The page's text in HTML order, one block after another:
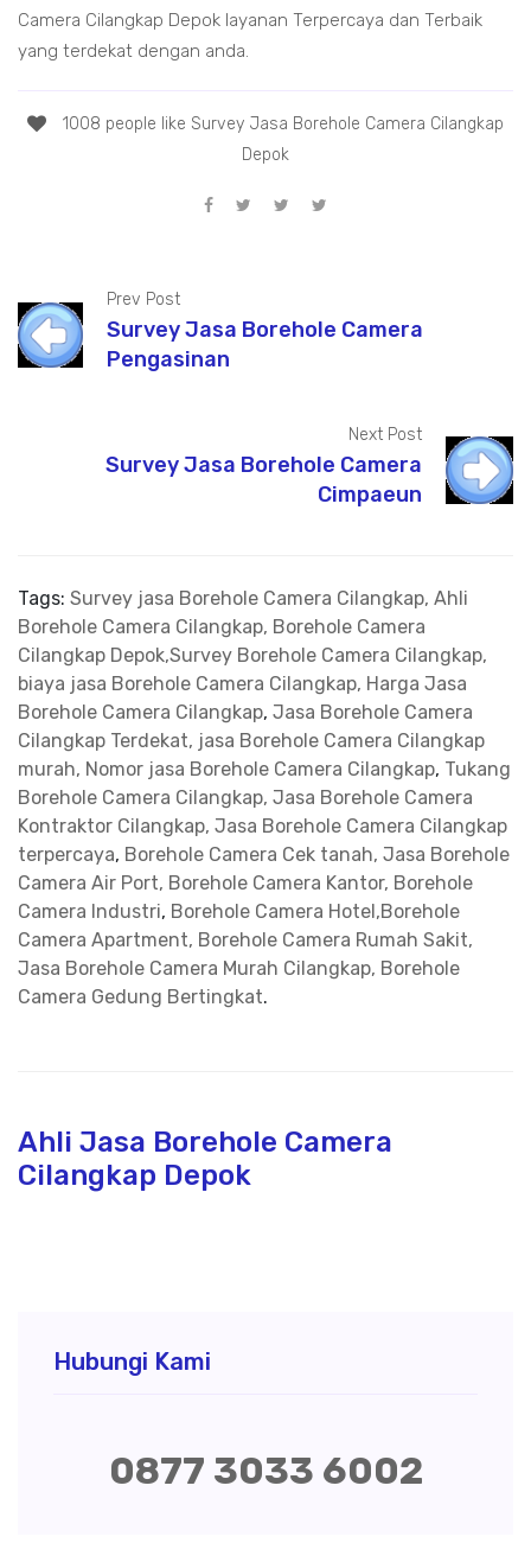
Camera Cilangkap Depok layanan Terpercaya dan Terbaik
yang terdekat dengan anda.
1008 people like Survey Jasa Borehole Camera Cilangkap
Depok
Prev Post
Survey Jasa Borehole Camera
Pengasinan
Next Post
Survey Jasa Borehole Camera
Cimpaeun
Tags: Survey jasa Borehole Camera Cilangkap, Ahli
Borehole Camera Cilangkap, Borehole Camera
Cilangkap Depok,Survey Borehole Camera Cilangkap,
biaya jasa Borehole Camera Cilangkap, Harga Jasa
Borehole Camera Cilangkap, Jasa Borehole Camera
Cilangkap Terdekat, jasa Borehole Camera Cilangkap
murah, Nomor jasa Borehole Camera Cilangkap, Tukang
Borehole Camera Cilangkap, Jasa Borehole Camera
Kontraktor Cilangkap, Jasa Borehole Camera Cilangkap
terpercaya, Borehole Camera Cek tanah, Jasa Borehole
Camera Air Port, Borehole Camera Kantor, Borehole
Camera Industri, Borehole Camera Hotel,Borehole
Camera Apartment, Borehole Camera Rumah Sakit,
Jasa Borehole Camera Murah Cilangkap, Borehole
Camera Gedung Bertingkat.
Ahli Jasa Borehole Camera
Cilangkap Depok
Hubungi Kami
0877 3033 6002